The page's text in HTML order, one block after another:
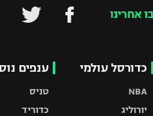
אחרינו
כדורסל עולמי
NBA
יורוליג
ענפים
טניס
כדוריד